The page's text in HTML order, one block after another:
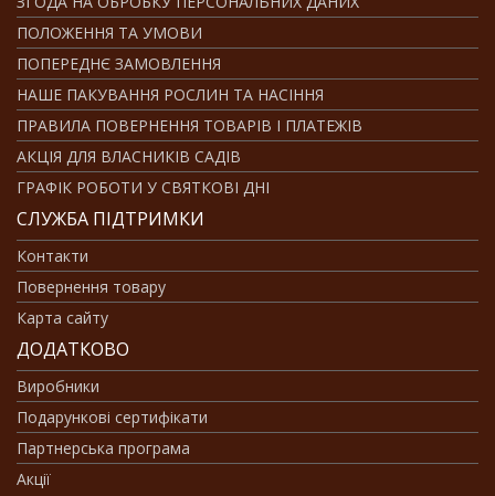
ПОЛОЖЕННЯ ТА УМОВИ
ПОПЕРЕДНЄ ЗАМОВЛЕННЯ
НАШЕ ПАКУВАННЯ РОСЛИН ТА НАСІННЯ
ПРАВИЛА ПОВЕРНЕННЯ ТОВАРІВ І ПЛАТЕЖІВ
АКЦІЯ ДЛЯ ВЛАСНИКІВ САДІВ
ГРАФІК РОБОТИ У СВЯТКОВІ ДНІ
СЛУЖБА ПІДТРИМКИ
Контакти
Повернення товару
Карта сайту
ДОДАТКОВО
Виробники
Подарункові сертифікати
Партнерська програма
Акції